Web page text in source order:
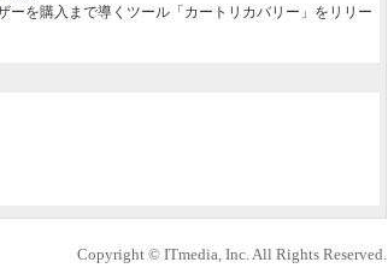
ーを購入まで導くツール「カートリカバリー」をリリー
Copyright © ITmedia, Inc. All Rights Reserved.